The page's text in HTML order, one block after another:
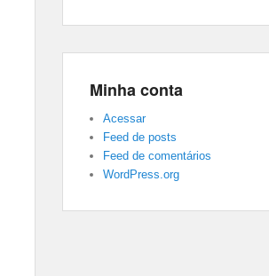
Minha conta
Acessar
Feed de posts
Feed de comentários
WordPress.org